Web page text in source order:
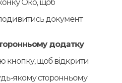
Око, щоб
документ
додатку
кнопку, щоб відкрити
якому сторонньому